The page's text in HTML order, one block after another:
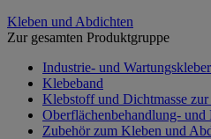
Kleben und Abdichten
Zur gesamten Produktgruppe
Industrie- und Wartungskleber
Klebeband
Klebstoff und Dichtmasse
Oberflächenbehandlung- und
Zubehör zum Kleben und